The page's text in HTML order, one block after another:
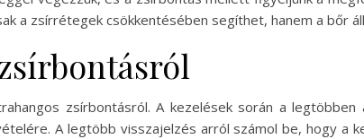
a zsírrétegek csökkentésében segíthet, hanem a bőr
zsírbontásról. A kezelések során a legtöbben
A legtöbb visszajelzés arról számol be, hogy a